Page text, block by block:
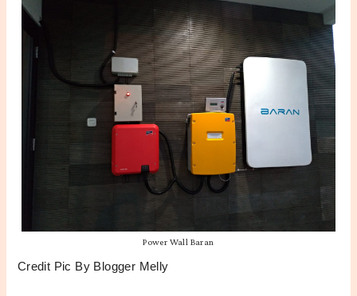
Power Wall Baran
Credit Pic By Blogger Melly